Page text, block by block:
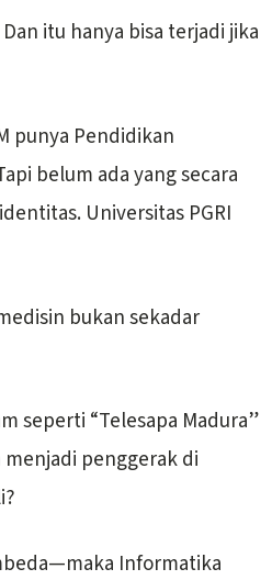
itu hanya bisa terjadi jika
punya Pendidikan
belum ada yang secara
Universitas PGRI
bukan sekadar
seperti “Telesapa Madura”
menjadi penggerak di
Informatika